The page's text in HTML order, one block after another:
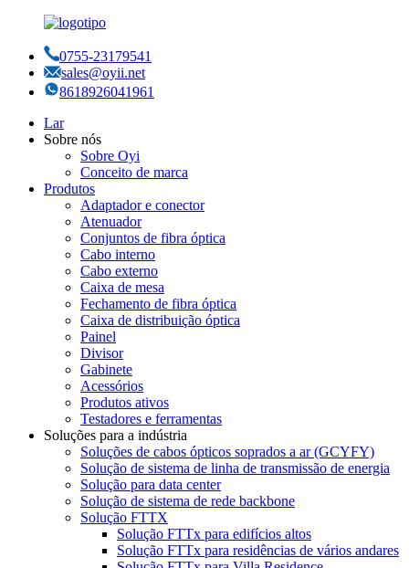
0755-23179541
sales@oyii.net
8618926041961
Lar
Sobre nós
Sobre Oyi
Conceito de marca
Produtos
Adaptador e conector
Atenuador
Conjuntos de fibra óptica
Cabo interno
Cabo externo
Caixa de mesa
Fechamento de fibra óptica
Caixa de distribuição óptica
Painel
Divisor
Gabinete
Acessórios
Produtos ativos
Testadores e ferramentas
Soluções para a indústria
Soluções de cabos ópticos soprados a ar (GCYFY)
Solução de sistema de linha de transmissão de energia
Solução para data center
Solução de sistema de rede backbone
Solução FTTX
Solução FTTx para edifícios altos
Solução FTTx para residências de vários andares